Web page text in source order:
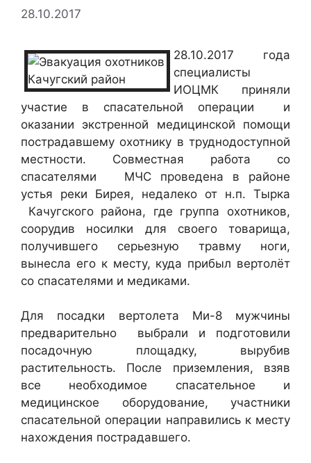
28.10.2017
28.10.2017 года
специалисты
ИОЦМК приняли
участие в спасательной операции
и
оказании экстренной медицинской помощи
пострадавшему охотнику в труднодоступной
местности. Совместная работа со
спасателями
МЧС проведена в районе
устья реки Бирея, недалеко от н.п. Тырка
Качугского района, где группа охотников,
соорудив носилки для своего товарища,
получившего серьезную травму ноги,
вынесла его к месту, куда прибыл вертолёт
со спасателями и медиками.
Для посадки вертолета Ми-8 мужчины
предварительно
выбрали и подготовили
посадочную площадку, вырубив
растительность. После приземления, взяв
все необходимое спасательное и
медицинское оборудование, участники
спасательной операции направились к месту
нахождения пострадавшего.